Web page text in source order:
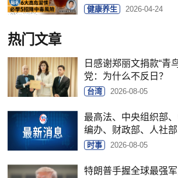
健康养生 2026-04-24
热门文章
日感谢郑丽文捐款“青
党：为什么不反日？
台湾 2026-08-05
最高法、中央组织部
编办、财政部、人社
时事 2026-08-05
特朗普手握全球最强